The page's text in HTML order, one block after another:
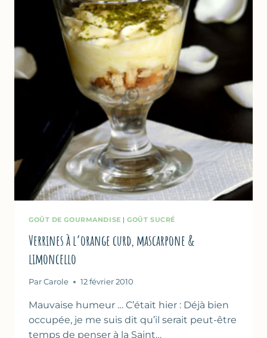
NOIR
GOÛT DE GOURMANDISE |GOÛT SUCRÉ
Verrines à l’orange curd, mascarpone &
limoncello
Par Carole 12 février 2010
Mauvaise humeur … C’était hier : Déjà bien
occupée, je me suis dit qu’il serait peut-être
temps de penser à la Saint…